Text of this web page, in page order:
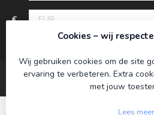
€
Cookies – wij
Wij gebruiken cookies om de site
ervaring te verbeteren. Extra
met jouw
Lees meer